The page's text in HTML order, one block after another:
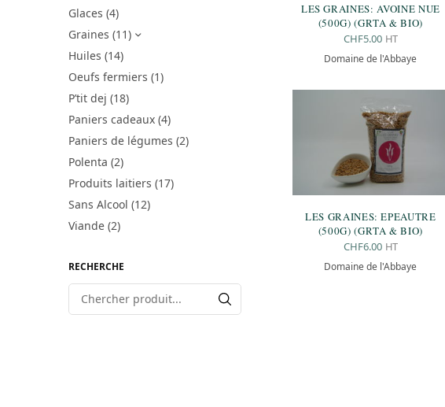
Glaces (4)
Graines (11)
Huiles (14)
Oeufs fermiers (1)
P’tit dej (18)
Paniers cadeaux (4)
Paniers de légumes (2)
Polenta (2)
Produits laitiers (17)
Sans Alcool (12)
Viande (2)
RECHERCHE
LES GRAINES: AVOINE NUE
(500G) (GRTA & BIO)
CHF5.00 HT
Domaine de l'Abbaye
LES GRAINES: EPEAUTRE
(500G) (GRTA & BIO)
CHF6.00 HT
Domaine de l'Abbaye